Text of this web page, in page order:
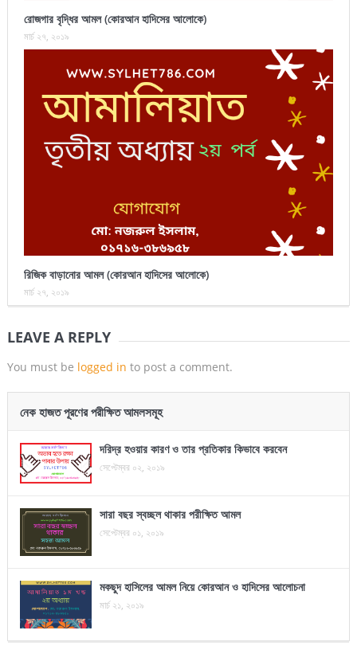
রোজগার বৃদ্ধির আমল (কোরআন হাদিসের আলোকে)
মার্চ ২৭, ২০১৯
রিজিক বাড়ানোর আমল (কোরআন হাদিসের আলোকে)
মার্চ ২৭, ২০১৯
LEAVE A REPLY
You must be logged in to post a comment.
নেক হাজত পূরণের পরীক্ষিত আমলসমূহ
দরিদ্র হওয়ার কারণ ও তার প্রতিকার কিভাবে করবেন
সেপ্টেম্বর ০২, ২০১৯
সারা বছর স্বচ্ছল থাকার পরীক্ষিত আমল
সেপ্টেম্বর ০১, ২০১৯
মকছুদ হাসিলের আমল নিয়ে কোরআন ও হাদিসের আলোচনা
মার্চ ২১, ২০১৯